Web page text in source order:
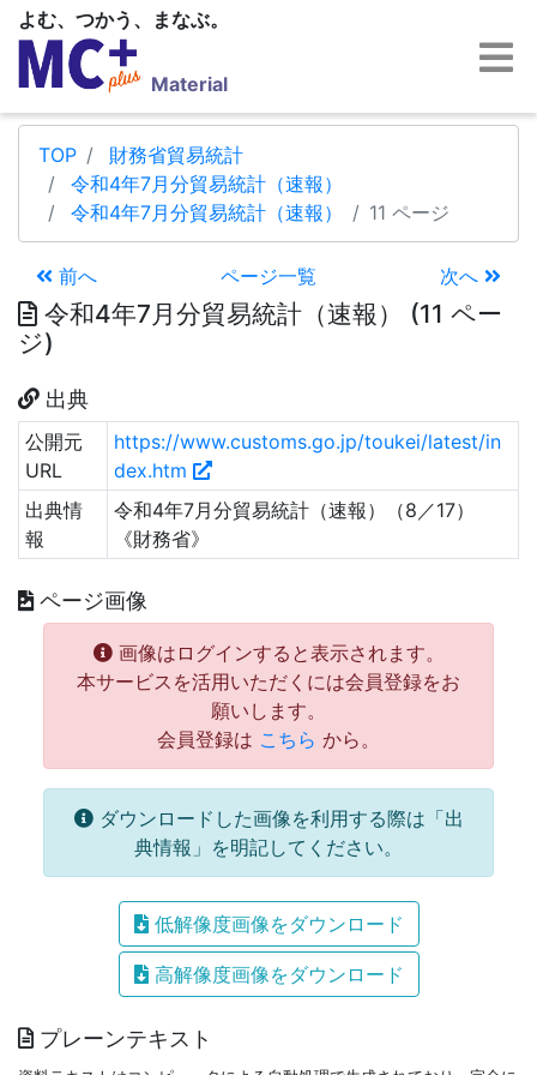
よむ、つかう、まなぶ。
Material
TOP
財務省貿易統計
令和4年7月分貿易統計（速報）
令和4年7月分貿易統計（速報）
11 ページ
前へ ページ一覧 次へ
令和4年7月分貿易統計（速報） (11 ペー
ジ)
出典
公開元
URL
https://www.customs.go.jp/toukei/latest/in
dex.htm
出典情
報
令和4年7月分貿易統計（速報）（8／17）
《財務省》
ページ画像
画像はログインすると表示されます。
本サービスを活用いただくには会員登録をお
願いします。
会員登録は こちら から。
ダウンロードした画像を利用する際は「出
典情報」を明記してください。
低解像度画像をダウンロード
高解像度画像をダウンロード
プレーンテキスト